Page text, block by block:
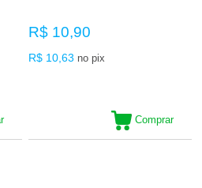
R$ 10,90
R$ 10,63 no pix
Comprar